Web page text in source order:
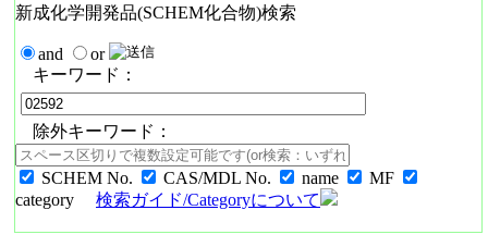
新成化学開発品(SCHEM化合物)検索
and
or
キーワード：
除外キーワード：
SCHEM No. CAS/MDL No. name
MF
category
検索ガイド/Categoryについて